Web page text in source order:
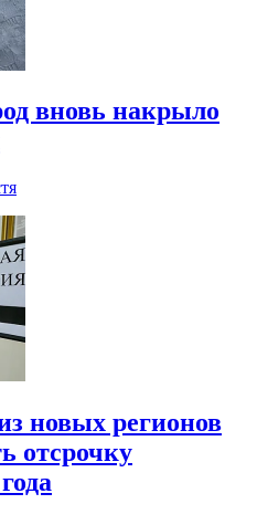
вновь накрыло
новых регионов
отсрочку